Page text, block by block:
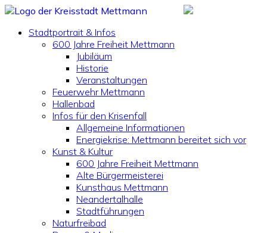
Stadtportrait & Infos
600 Jahre Freiheit Mettmann
Jubiläum
Historie
Veranstaltungen
Feuerwehr Mettmann
Hallenbad
Infos für den Krisenfall
Allgemeine Informationen
Energiekrise: Mettmann bereitet sich vor
Kunst & Kultur
600 Jahre Freiheit Mettmann
Alte Bürgermeisterei
Kunsthaus Mettmann
Neandertalhalle
Stadtführungen
Naturfreibad